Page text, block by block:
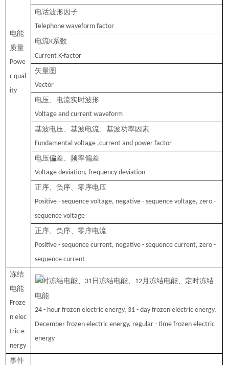
电能
质量
Powe
r qual
ity
电话波形因子
Telephone waveform factor
电流K系数
Current K-factor
矢量图
Vector
电压、电流实时波形
Voltage and current waveform
基波电压、基波电流、基波功率因素
Fundamental voltage ,current and power factor
电压偏差、频率偏差
Voltage deviation, frequency deviation
正序、负序、零序电压
Positive - sequence voltage, negative - sequence voltage, zero -
sequence voltage
正序、负序、零序电流
Positive - sequence current, negative - sequence current, zero -
sequence current
冻结
电能
Froze
n elec
tric e
nergy
24时冻结电能、 31 日冻结电能、 12月冻结电能、定时冻结
电能
24 - hour frozen electric energy, 31 - day frozen electric energy,
December frozen electric energy, regular - time frozen electric
energy
事件